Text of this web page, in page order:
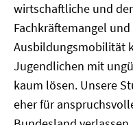
wirtschaftliche und
Fachkräftemangel
Ausbildungsmobilität
Jugendlichen mit
kaum lösen. Unsere
eher für